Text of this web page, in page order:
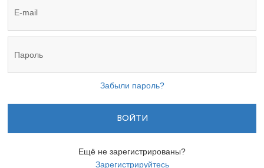
Забыли пароль?
ВОЙТИ
Ещё не зарегистрированы?
Зарегистрируйтесь